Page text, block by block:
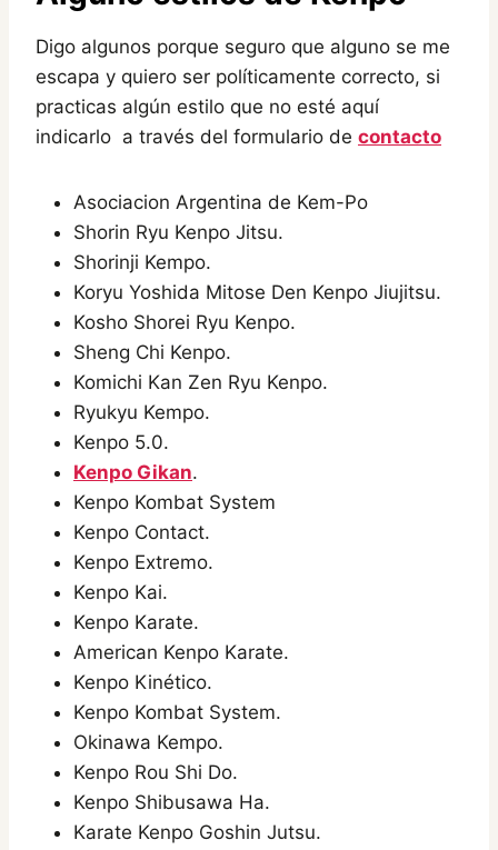
Digo algunos porque seguro que alguno se me
escapa y quiero ser políticamente correcto, si
practicas algún estilo que no esté aquí
indicarlo a través del formulario de contacto
Asociacion Argentina de Kem-Po
Shorin Ryu Kenpo Jitsu.
Shorinji Kempo.
Koryu Yoshida Mitose Den Kenpo Jiujitsu.
Kosho Shorei Ryu Kenpo.
Sheng Chi Kenpo.
Komichi Kan Zen Ryu Kenpo.
Ryukyu Kempo.
Kenpo 5.0.
Kenpo Gikan.
Kenpo Kombat System
Kenpo Contact.
Kenpo Extremo.
Kenpo Kai.
Kenpo Karate.
American Kenpo Karate.
Kenpo Kinético.
Kenpo Kombat System.
Okinawa Kempo.
Kenpo Rou Shi Do.
Kenpo Shibusawa Ha.
Karate Kenpo Goshin Jutsu.